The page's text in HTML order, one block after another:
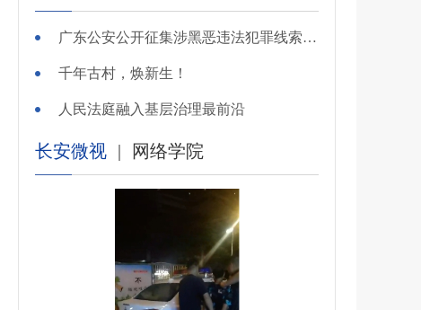
广东公安公开征集涉黑恶违法犯罪线索，26个举报电话公布
千年古村，焕新生！
人民法庭融入基层治理最前沿
长安微视 | 网络学院